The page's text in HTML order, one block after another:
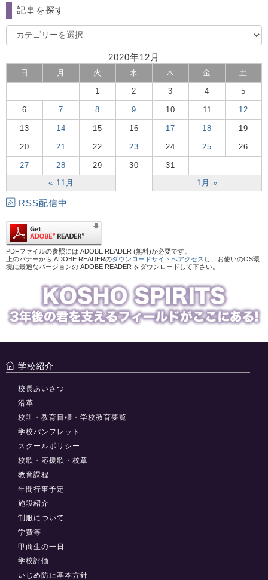
記事を探す
2020年12月
日 月 火 水 木 金 土
« 11月 1月 »
1 2 3 4 5
6 7 8 9 10 11 12
13 14 15 16 17 18 19
20 21 22 23 24 25 26
27 28 29 30 31
RSS配信中
PDFファイルの参照には ADOBE READER (無料)が必要です。
上のバナーから ADOBE READERのダウンロードサイトへアクセス し、お使いのOS環
境に最適なバージョンの ADOBE READER をダウンロードして下さい。
学校紹介
校長あいさつ
沿革
校訓・教育目標・学校教育要覧
学校パンフレット
スクールポリシー
校歌・応援歌・校章
教育課程
年間行事予定
施設紹介
制服について
学費等
甲商生の一日
学校評価
いじめ防止基本方針